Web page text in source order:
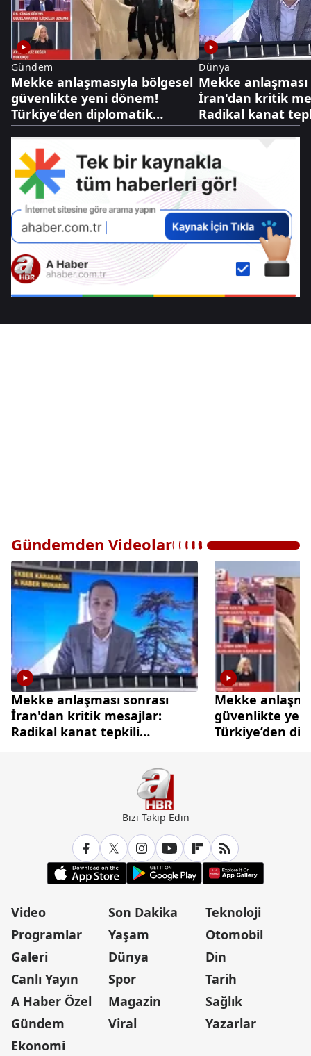
Gündem
Mekke anlaşmasıyla bölgesel
güvenlikte yeni dönem!
Türkiye’den diplomatik
caydırıcılık hamlesi
Dünya
Mekke anlaşması
İran'dan kritik
Radikal kanat
diplomasi
Gündemden Videolar
Mekke anlaşması sonrası
İran'dan kritik mesajlar:
Radikal kanat tepkili
Mekke
güvenlikte
Türkiye’den
Bizi Takip Edin
Video
Programlar
Galeri
Canlı Yayın
A Haber Özel
Gündem
Ekonomi
Son Dakika
Yaşam
Dünya
Spor
Magazin
Viral
Teknoloji
Otomobil
Din
Tarih
Sağlık
Yazarlar